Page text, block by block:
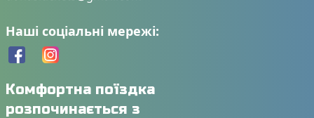
Наші соціальні мережі:
Комфортна поїздка
розпочинається з